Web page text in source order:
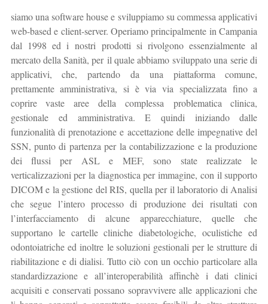
siamo una software house e sviluppiamo su commessa applicativi
web-based e client-server. Operiamo principalmente in Campania
dal 1998 ed i nostri prodotti si rivolgono essenzialmente al
mercato della Sanità, per il quale abbiamo sviluppato una serie di
applicativi, che, partendo da una piattaforma comune,
prettamente amministrativa, si è via via specializzata fino a
coprire vaste aree della complessa problematica clinica,
gestionale ed amministrativa. E quindi iniziando dalle
funzionalità di prenotazione e accettazione delle impegnative del
SSN, punto di partenza per la contabilizzazione e la produzione
dei flussi per ASL e MEF, sono state realizzate le
verticalizzazioni per la diagnostica per immagine, con il supporto
DICOM e la gestione del RIS, quella per il laboratorio di Analisi
che segue l’intero processo di produzione dei risultati con
l’interfacciamento di alcune apparecchiature, quelle che
supportano le cartelle cliniche diabetologiche, oculistiche ed
odontoiatriche ed inoltre le soluzioni gestionali per le strutture di
riabilitazione e di dialisi. Tutto ciò con un occhio particolare alla
standardizzazione e all’interoperabilità affinchè i dati clinici
acquisiti e conservati possano sopravvivere alle applicazioni che